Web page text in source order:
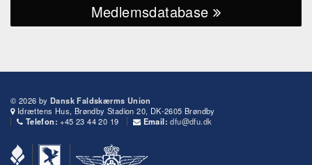
Medlemsdatabase
© 2026 by Dansk Faldskærms Union
Idrættens Hus, Brøndby Stadion 20, DK-2605 Brøndby
Telefon: +45 23 44 20 19 Email: dfu@dfu.dk